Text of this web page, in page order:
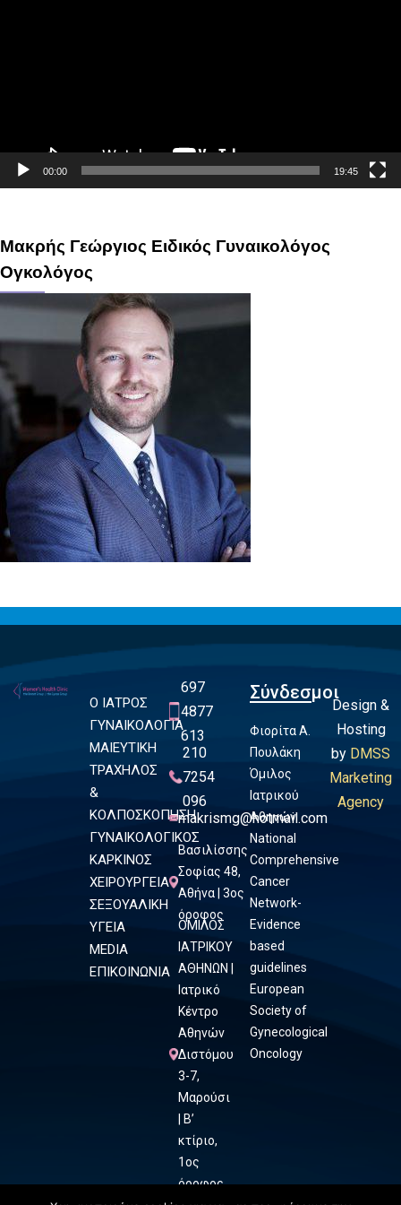
00:00 19:45
Μακρής Γεώργιος Ειδικός Γυναικολόγος
Ογκολόγος
Ο ΙΑΤΡΟΣ
ΓΥΝΑΙΚΟΛΟΓΙΑ
ΜΑΙΕΥΤΙΚΗ
ΤΡΑΧΗΛΟΣ
&
ΚΟΛΠΟΣΚΟΠΗΣΗ
ΓΥΝΑΙΚΟΛΟΓΙΚΟΣ
ΚΑΡΚΙΝΟΣ
ΧΕΙΡΟΥΡΓΕΙΑ
ΣΕΞΟΥΑΛΙΚΗ
ΥΓΕΙΑ
MEDIA
ΕΠΙΚΟΙΝΩΝΙΑ
697
4877
613
210
7254
096
makrismg@hotmail.com
Βασιλίσσης
Σοφίας 48,
Αθήνα | 3ος
όροφος
ΟΜΙΛΟΣ
ΙΑΤΡΙΚΟΥ
ΑΘΗΝΩΝ |
Ιατρικό
Κέντρο
Αθηνών
Διστόμου
3-7,
Μαρούσι
| Β’
κτίριο,
1ος
όροφος
Σύνδεσμοι
Φιορίτα Α.
Πουλάκη
Όμιλος
Ιατρικού
Αθηνών
National
Comprehensive
Cancer
Network-
Evidence
based
guidelines
European
Society of
Gynecological
Oncology
Design &
Hosting
by DMSS
Marketing
Agency